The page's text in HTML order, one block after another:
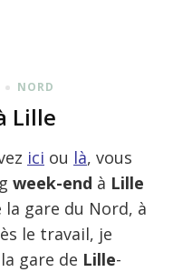
NORD
Lille
ici ou là, vous
week-end à Lille
gare du Nord, à
le travail, je
gare de Lille-